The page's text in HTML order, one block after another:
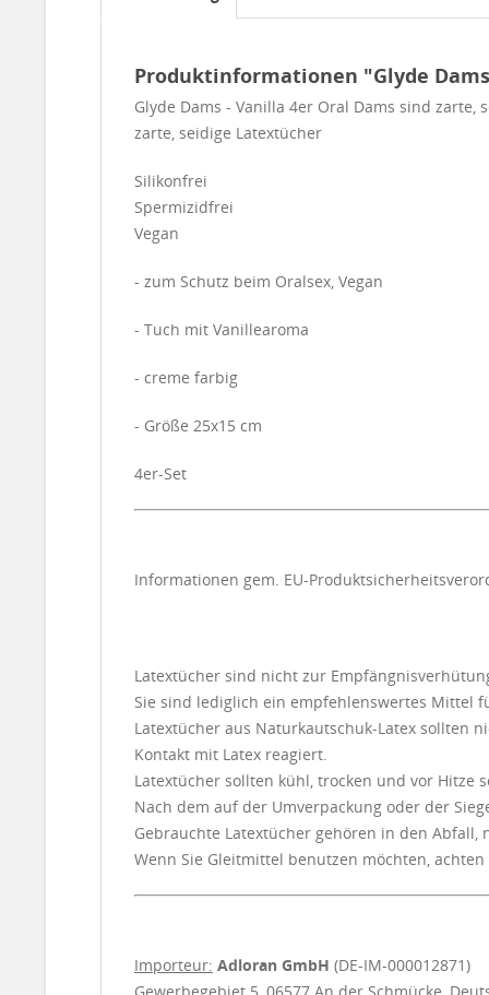
Produktinformationen "Glyde
Glyde Dams - Vanilla 4er Oral Dams sind
zarte, seidige Latextücher
Silikonfrei
Spermizidfrei
Vegan
- zum Schutz beim Oralsex, Vegan
- Tuch mit Vanillearoma
- creme farbig
- Größe 25x15 cm
4er-Set
Informationen gem. EU-
Latextücher sind nicht zur
Sie sind lediglich ein empfehlenswertes Mittel
Latextücher aus Naturkautschuk-Latex sollten
Kontakt mit Latex reagiert.
Latextücher sollten kühl, trocken und vor
Nach dem auf der Umverpackung oder der
Gebrauchte Latextücher gehören in den
Wenn Sie Gleitmittel benutzen möchten,
Importeur: Adloran GmbH (DE-IM-000012871)